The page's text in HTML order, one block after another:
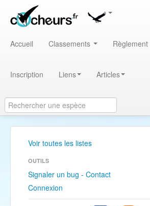
Accueil Classements Règlement
Inscription Liens Articles
Voir toutes les listes
OUTILS
Signaler un bug - Contact
Connexion